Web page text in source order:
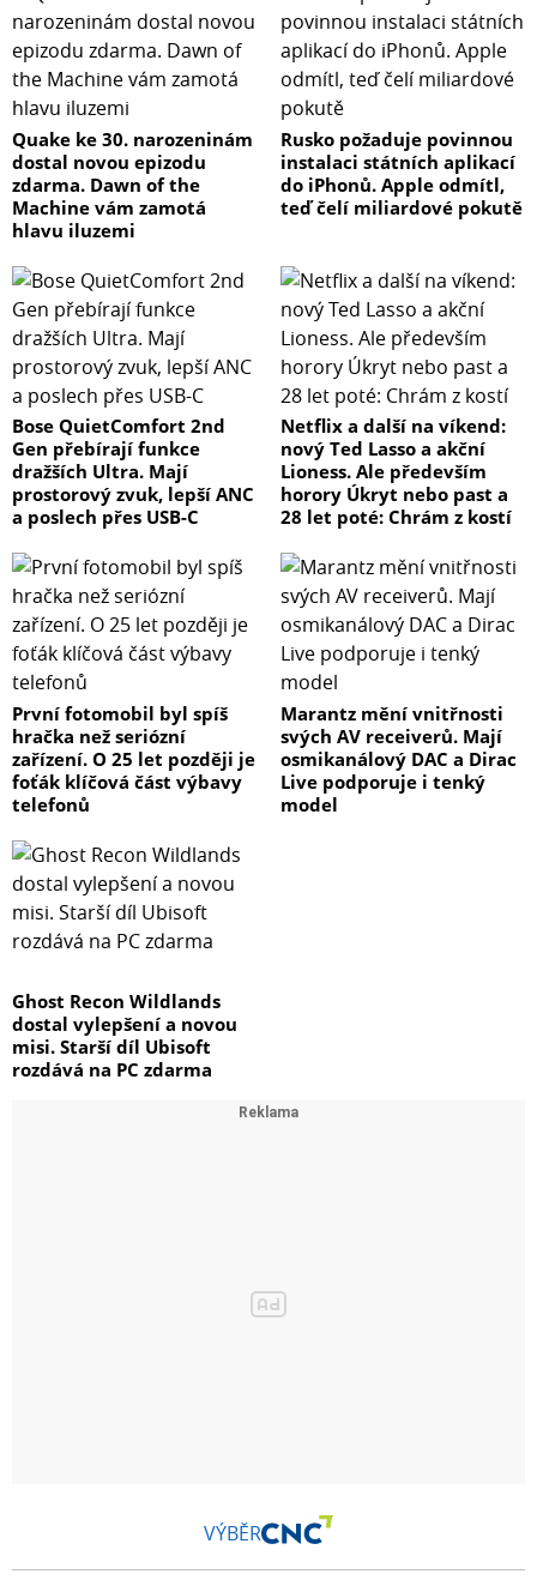
Quake ke 30. narozeninám
dostal novou epizodu
zdarma. Dawn of the
Machine vám zamotá
hlavu iluzemi
Rusko požaduje povinnou
instalaci státních aplikací
do iPhonů. Apple odmítl,
teď čelí miliardové pokutě
Bose QuietComfort 2nd
Gen přebírají funkce
dražších Ultra. Mají
prostorový zvuk, lepší ANC
a poslech přes USB-C
Netflix a další na víkend:
nový Ted Lasso a akční
Lioness. Ale především
horory Úkryt nebo past a
28 let poté: Chrám z kostí
První fotomobil byl spíš
hračka než seriózní
zařízení. O 25 let později je
foťák klíčová část výbavy
telefonů
Marantz mění vnitřnosti
svých AV receiverů. Mají
osmikanálový DAC a Dirac
Live podporuje i tenký
model
Ghost Recon Wildlands
dostal vylepšení a novou
misi. Starší díl Ubisoft
rozdává na PC zdarma
VÝBĚR